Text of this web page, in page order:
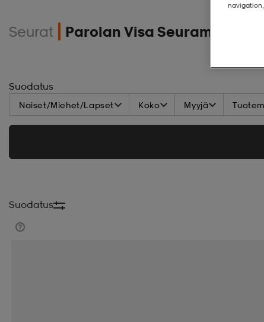
Seurat Parolan Visa Seuramallisto
Suodatus
Naiset/Miehet/Lapset Koko Myyjä
Suodatus